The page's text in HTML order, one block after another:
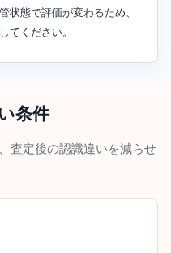
状態で評価が変わるため、
てください。
条件
査定後の認識違いを減らせ